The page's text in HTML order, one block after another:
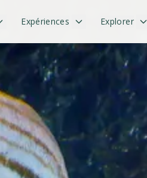
Expériences Explorer